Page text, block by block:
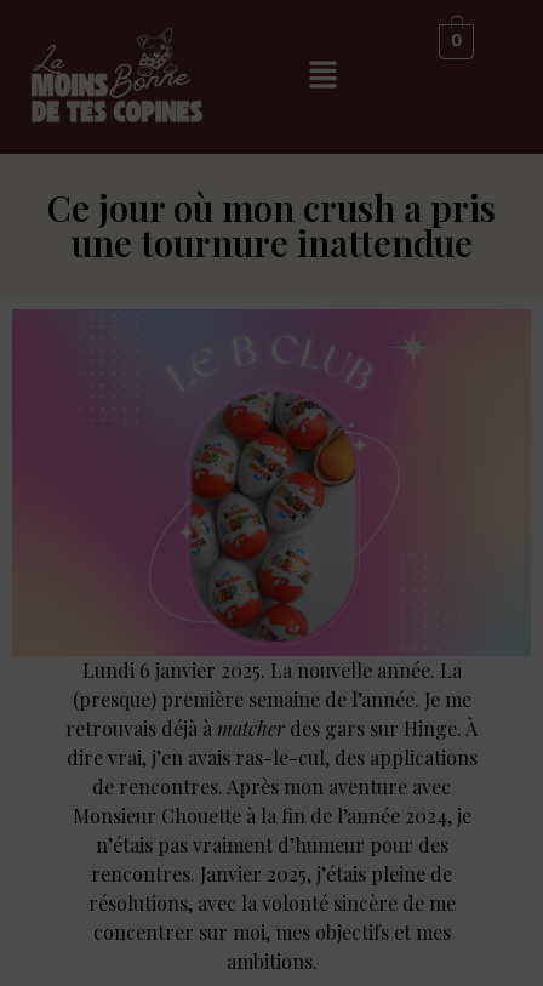
0
Ce jour où mon crush a pris
une tournure inattendue
Lundi 6 janvier 2025. La nouvelle année. La
(presque) première semaine de l’année. Je me
retrouvais déjà à matcher des gars sur Hinge. À
dire vrai, j’en avais ras-le-cul, des applications
de rencontres. Après mon aventure avec
Monsieur Chouette à la fin de l’année 2024, je
n’étais pas vraiment d’humeur pour des
rencontres. Janvier 2025, j’étais pleine de
résolutions, avec la volonté sincère de me
concentrer sur moi, mes objectifs et mes
ambitions.